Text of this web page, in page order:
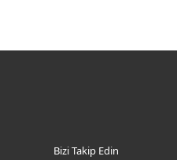
Bizi Takip Edin